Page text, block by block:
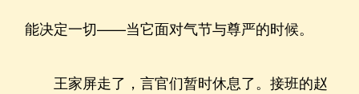
能决定一切——当它面对气节与尊严的时候。
王家屏走了，言官们暂时休息了。接班的赵